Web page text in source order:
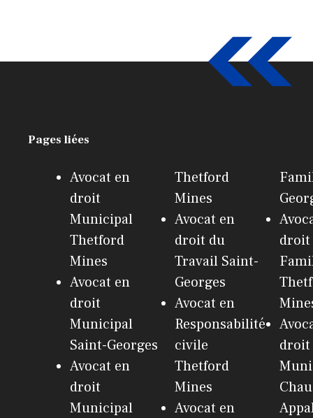
Pages liées
Avocat en
droit
Municipal
Thetford
Mines
Avocat en
droit
Municipal
Saint-Georges
Avocat en
droit
Municipal
Thetford
Mines
Avocat en
droit du
Travail Saint-
Georges
Avocat en
Responsabilité
civile
Thetford
Mines
Avocat en
droit
droit